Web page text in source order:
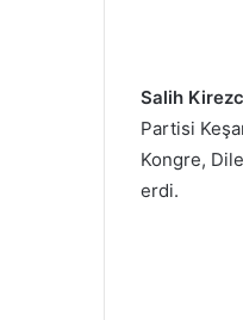
Salih
Partisi
Kongre,
erdi.